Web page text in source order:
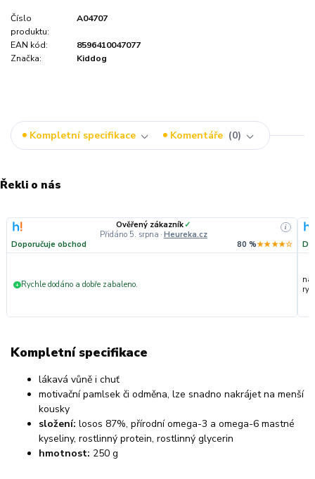
Číslo
produktu:
A04707
EAN kód:
8596410047077
Značka:
Kiddog
Kompletní specifikace Komentáře 0
Řekli o nás
Ověřený zákazník✓
Přidáno 5. srpna · Heureka.cz
i
Doporučuje obchod 80 %★★★★☆
+ Rychle dodáno a dobře zabaleno.
Kompletní specifikace
lákavá vůně i chuť
motivační pamlsek či odměna, lze snadno nakrájet na menší
kousky
složení: losos 87%, přírodní omega-3 a omega-6 mastné
kyseliny, rostlinný protein, rostlinný glycerin
hmotnost: 250 g